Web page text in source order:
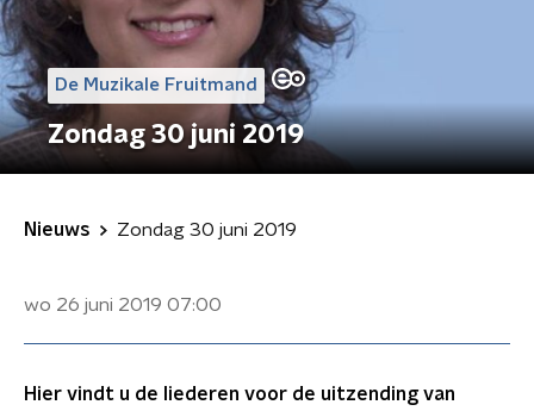
De Muzikale Fruitmand
Zondag 30 juni 2019
Nieuws Zondag 30 juni 2019
wo 26 juni 2019 07:00
Hier vindt u de liederen voor de uitzending van